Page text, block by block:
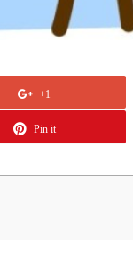
+1
Pin it